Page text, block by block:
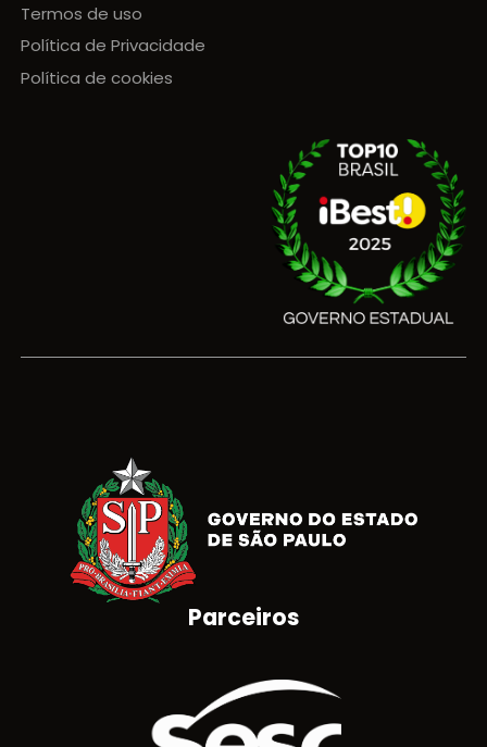
Termos de uso
Política de Privacidade
Política de cookies
Brasão do Estado de São Paulo
Parceiros